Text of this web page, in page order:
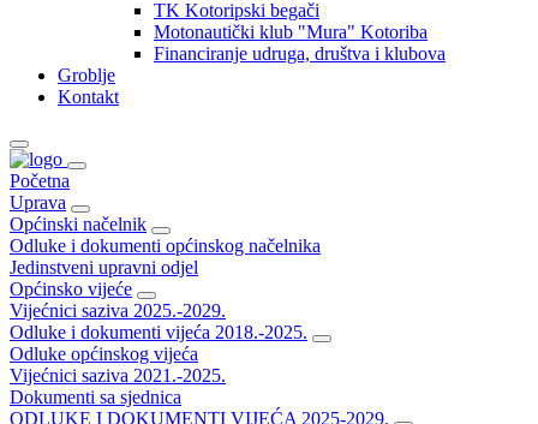
TK Kotoripski begači
Motonautički klub "Mura" Kotoriba
Financiranje udruga, društva i klubova
Groblje
Kontakt
Početna
Uprava
Općinski načelnik
Odluke i dokumenti općinskog načelnika
Jedinstveni upravni odjel
Općinsko vijeće
Vijećnici saziva 2025.-2029.
Odluke i dokumenti vijeća 2018.-2025.
Odluke općinskog vijeća
Vijećnici saziva 2021.-2025.
Dokumenti sa sjednica
ODLUKE I DOKUMENTI VIJEĆA 2025-2029.